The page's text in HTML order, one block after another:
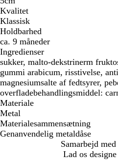
Kvalitet
Klassisk
Holdbarhed
ca. 9 måneder
Ingredienser
sukker, malto-dekstrinerm
gummi arabicum, risstivelse,
magnesiumsalte af fedtsyrer,
overfladebehandlingsmiddel:
Materiale
Metal
Materialesammensætning
Genanvendelig metaldåse
Samarbejd
Lad os